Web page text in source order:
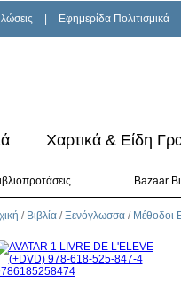
Εφημερίδα Πολιτισμικά
Χαρτικά & Είδη
Bazaar
/ Βιβλία /Ξενόγλωσσα / Μέθοδοι